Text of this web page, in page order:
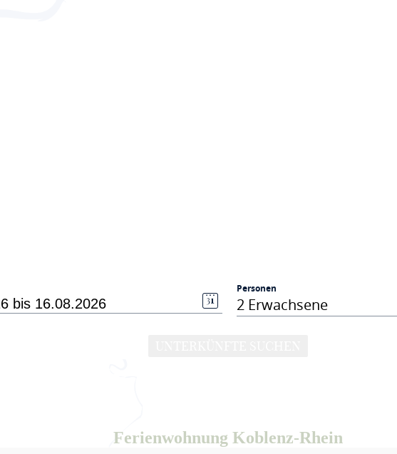
Personen
2 Erwachsene
Ferienwohnung Koblenz-Rhein